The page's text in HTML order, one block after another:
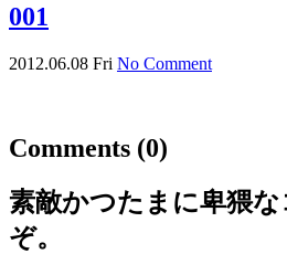
001
2012.06.08 Fri No Comment
Comments (0)
素敵かつたまに卑猥
ぞ。